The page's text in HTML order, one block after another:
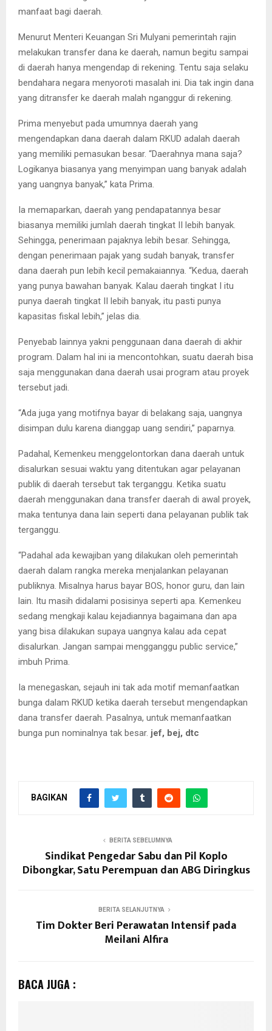
manfaat bagi daerah.
Menurut Menteri Keuangan Sri Mulyani pemerintah rajin
melakukan transfer dana ke daerah, namun begitu sampai
di daerah hanya mengendap di rekening. Tentu saja selaku
bendahara negara menyoroti masalah ini. Dia tak ingin dana
yang ditransfer ke daerah malah nganggur di rekening.
Prima menyebut pada umumnya daerah yang
mengendapkan dana daerah dalam RKUD adalah daerah
yang memiliki pemasukan besar. “Daerahnya mana saja?
Logikanya biasanya yang menyimpan uang banyak adalah
yang uangnya banyak,” kata Prima.
Ia memaparkan, daerah yang pendapatannya besar
biasanya memiliki jumlah daerah tingkat II lebih banyak.
Sehingga, penerimaan pajaknya lebih besar. Sehingga,
dengan penerimaan pajak yang sudah banyak, transfer
dana daerah pun lebih kecil pemakaiannya. “Kedua, daerah
yang punya bawahan banyak. Kalau daerah tingkat I itu
punya daerah tingkat II lebih banyak, itu pasti punya
kapasitas fiskal lebih,” jelas dia.
Penyebab lainnya yakni penggunaan dana daerah di akhir
program. Dalam hal ini ia mencontohkan, suatu daerah bisa
saja menggunakan dana daerah usai program atau proyek
tersebut jadi.
“Ada juga yang motifnya bayar di belakang saja, uangnya
disimpan dulu karena dianggap uang sendiri,” paparnya.
Padahal, Kemenkeu menggelontorkan dana daerah untuk
disalurkan sesuai waktu yang ditentukan agar pelayanan
publik di daerah tersebut tak terganggu. Ketika suatu
daerah menggunakan dana transfer daerah di awal proyek,
maka tentunya dana lain seperti dana pelayanan publik tak
terganggu.
“Padahal ada kewajiban yang dilakukan oleh pemerintah
daerah dalam rangka mereka menjalankan pelayanan
publiknya. Misalnya harus bayar BOS, honor guru, dan lain
lain. Itu masih didalami posisinya seperti apa. Kemenkeu
sedang mengkaji kalau kejadiannya bagaimana dan apa
yang bisa dilakukan supaya uangnya kalau ada cepat
disalurkan. Jangan sampai mengganggu public service,”
imbuh Prima.
Ia menegaskan, sejauh ini tak ada motif memanfaatkan
bunga dalam RKUD ketika daerah tersebut mengendapkan
dana transfer daerah. Pasalnya, untuk memanfaatkan
bunga pun nominalnya tak besar. jef, bej, dtc
BAGIKAN
BERITA SEBELUMNYA
Sindikat Pengedar Sabu dan Pil Koplo
Dibongkar, Satu Perempuan dan ABG Diringkus
BERITA SELANJUTNYA
Tim Dokter Beri Perawatan Intensif pada
Meilani Alfira
BACA JUGA :